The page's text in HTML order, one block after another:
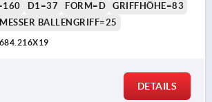
D1=37 FORM=D
GRIFFHÖHE=83
BALLENGRIFF=25
DETAILS